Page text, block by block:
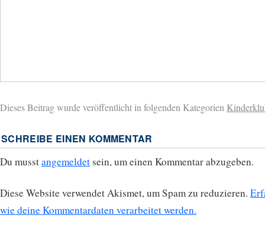
Dieses Beitrag wurde veröffentlicht in folgenden Kategorien
SCHREIBE EINEN KOMMENTAR
Du musstangemeldet sein, um einen Kommentar abzugeben.
Diese Website verwendet Akismet, um Spam zu reduzieren.
wie deine Kommentardaten verarbeitet werden.